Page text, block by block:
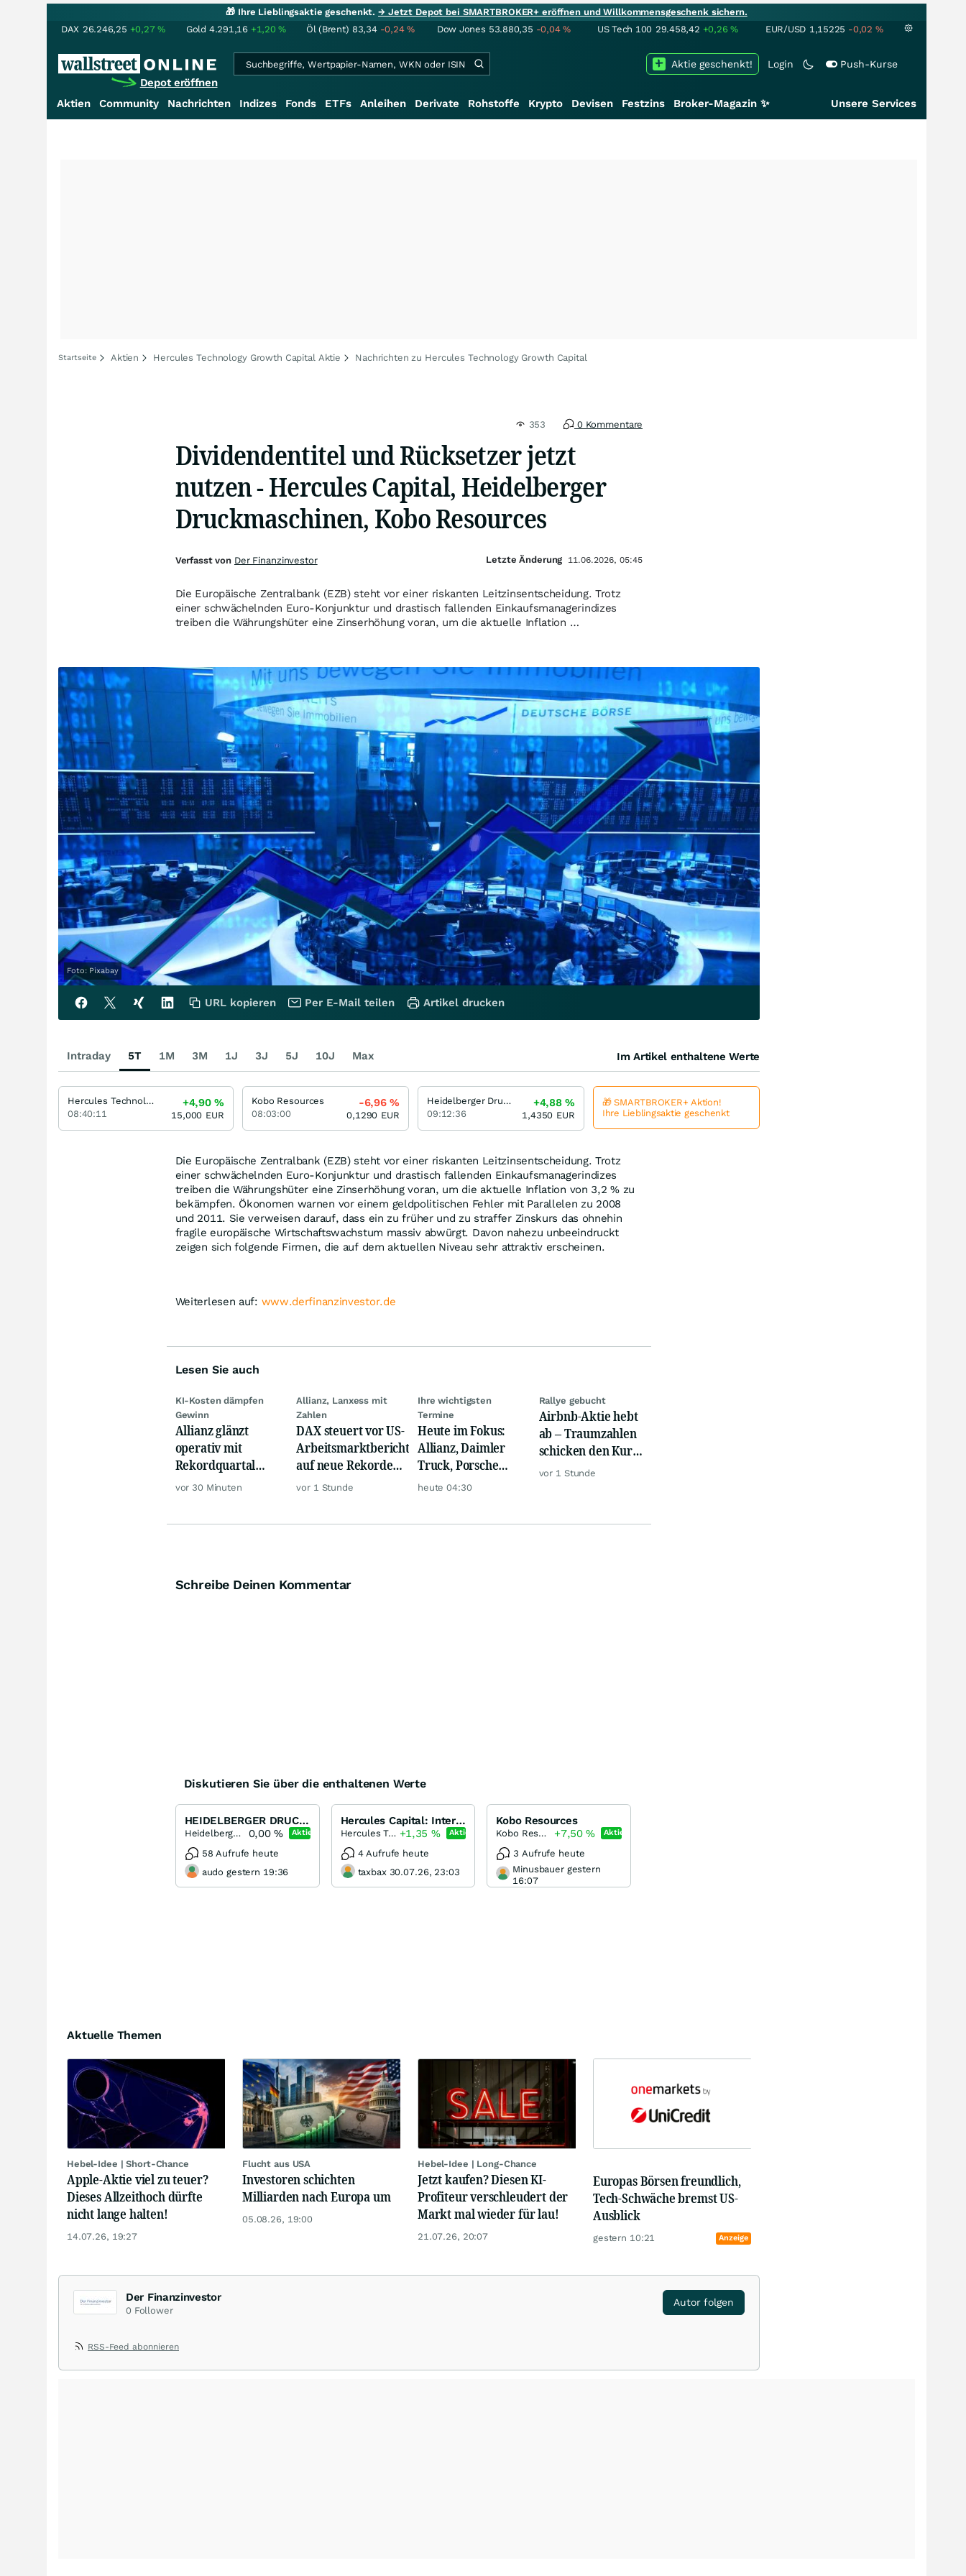
🎁 Ihre Lieblingsaktie geschenkt.→ Jetzt Depot bei SMARTBROKER+ eröffnen und Willkommensgeschenk sichern.
DAX 26.246,25 +0,27% Gold 4.291,16 +1,20% Öl (Brent) 83,34 -0,24% Dow Jones 53.880,35 -0,04% US Tech 100 29.458,42 +0,26% EUR/USD 1,15225 -0,02 %
Depot eröffnen
Login Push-Kurse
Aktie geschenkt!
Aktien Community Nachrichten Indizes Fonds ETFs Anleihen Derivate Rohstoffe Krypto Devisen Festzins Broker-Magazin ✨ Unsere Services
Startseite Aktien Hercules Technology Growth Capital Aktie Nachrichten zu Hercules Technology Growth Capital
353 0 Kommentare
Dividendentitel und Rücksetzer jetzt
nutzen - Hercules Capital, Heidelberger
Druckmaschinen, Kobo Resources
Die Europäische Zentralbank (EZB) steht vor einer riskanten Leitzinsentscheidung. Trotz
einer schwächelnden Euro-Konjunktur und drastisch fallenden Einkaufsmanagerindizes
treiben die Währungshüter eine Zinserhöhung voran, um die aktuelle Inflation …
Foto: Pixabay
Die Europäische Zentralbank (EZB) steht vor einer riskanten Leitzinsentscheidung. Trotz
einer schwächelnden Euro-Konjunktur und drastisch fallenden Einkaufsmanagerindizes
treiben die Währungshüter eine Zinserhöhung voran, um die aktuelle Inflation von 3,2 % zu
bekämpfen. Ökonomen warnen vor einem geldpolitischen Fehler mit Parallelen zu 2008
und 2011. Sie verweisen darauf, dass ein zu früher und zu straffer Zinskurs das ohnehin
fragile europäische Wirtschaftswachstum massiv abwürgt. Davon nahezu unbeeindruckt
zeigen sich folgende Firmen, die auf dem aktuellen Niveau sehr attraktiv erscheinen.
Weiterlesen auf: www.derfinanzinvestor.de
Lesen Sie auch
KI-Kosten dämpfen
Gewinn
Allianz glänzt
operativ mit
Rekordquartal
und fasst oberes
vor 30 Minuten
Allianz, Lanxess mit
Zahlen
DAX steuert vor US-
Arbeitsmarktbericht
auf neue Rekorde
zu, Öl steigt
vor 1 Stunde
Ihre wichtigsten
Termine
Heute im Fokus:
Allianz, Daimler
Truck, Porsche
Automobil Holding
heute 04:30
Rallye gebucht
Airbnb-Aktie hebt
ab – Traumzahlen
schicken den Kurs
auf Reisen
vor 1 Stunde
Schreibe Deinen Kommentar
Diskutieren Sie über die enthaltenen Werte
HEIDELBERGER DRUCK: Top-Performer in 2014?
Heidelberger Druckmaschinen 0,00% Aktie
58 Aufrufe heute
audo gestern 19:36
Hercules Capital: Interessante Business Development Company (BDC)
Hercules Technology Growth Capital +1,35 % Aktie
4 Aufrufe heute
taxbax 30.07.26, 23:03
Kobo Resources
Kobo Resources +7,50% Aktie
3 Aufrufe heute
Minusbauer gestern
16:07
Aktuelle Themen
Hebel-Idee | Short-Chance
Apple-Aktie viel zu teuer?
Dieses Allzeithoch dürfte
nicht lange halten!
14.07.26, 19:27
Flucht aus USA
Investoren schichten
Milliarden nach Europa um
05.08.26, 19:00
Hebel-Idee | Long-Chance
Jetzt kaufen? Diesen KI-
Profiteur verschleudert der
Markt mal wieder für lau!
21.07.26, 20:07
Europas Börsen freundlich,
Tech-Schwäche bremst US-
Ausblick
gestern 10:21 Anzeige
Der Finanzinvestor
0 Follower
Autor folgen
RSS-Feed abonnieren
Verfasst von Der Finanzinvestor Letzte Änderung 11.06.2026, 05:45
URL kopieren Per E-Mail teilen Artikel drucken
Intraday 5T 1M 3M 1J 3J 5J 10J Max Im Artikel enthaltene Werte
Hercules Technology Growth Capital
08:40:11
+4,90%
15,000 EUR
Kobo Resources
08:03:00
-6,96%
0,1290 EUR
Heidelberger Druckmaschinen
09:12:36
+4,88%
1,4350 EUR
🎁 SMARTBROKER+ Aktion!
Ihre Lieblingsaktie geschenkt